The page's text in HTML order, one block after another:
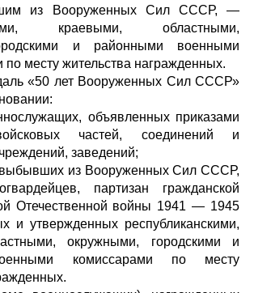
из Вооруженных Сил СССР, —
краевыми, областными,
и районными военными
по месту жительства награжденных.
«50 лет Вооруженных Сил СССР»
объявленных приказами
частей, соединений и
заведений;
выбывших из Вооруженных Сил СССР,
партизан гражданской
Отечественной войны 1941 — 1945
и утвержденных республиканскими,
окружными, городскими и
комиссарами по месту